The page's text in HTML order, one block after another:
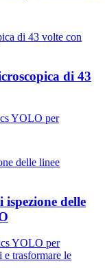
di 43
YOLO per
ispezione delle
YOLO per
trasformare le